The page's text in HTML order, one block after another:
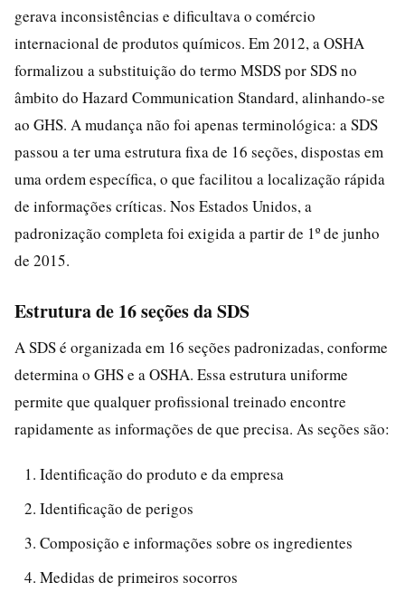
gerava inconsistências e dificultava o comércio
internacional de produtos químicos. Em 2012, a OSHA
formalizou a substituição do termo MSDS por SDS no
âmbito do Hazard Communication Standard, alinhando-se
ao GHS. A mudança não foi apenas terminológica: a SDS
passou a ter uma estrutura fixa de 16 seções, dispostas em
uma ordem específica, o que facilitou a localização rápida
de informações críticas. Nos Estados Unidos, a
padronização completa foi exigida a partir de 1º de junho
de 2015.
Estrutura de 16 seções da SDS
A SDS é organizada em 16 seções padronizadas, conforme
determina o GHS e a OSHA. Essa estrutura uniforme
permite que qualquer profissional treinado encontre
rapidamente as informações de que precisa. As seções são:
Identificação do produto e da empresa
Identificação de perigos
Composição e informações sobre os ingredientes
Medidas de primeiros socorros